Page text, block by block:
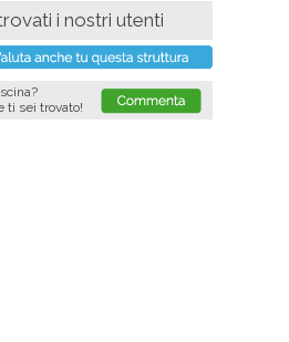
i nostri utenti
ti sei trovato!